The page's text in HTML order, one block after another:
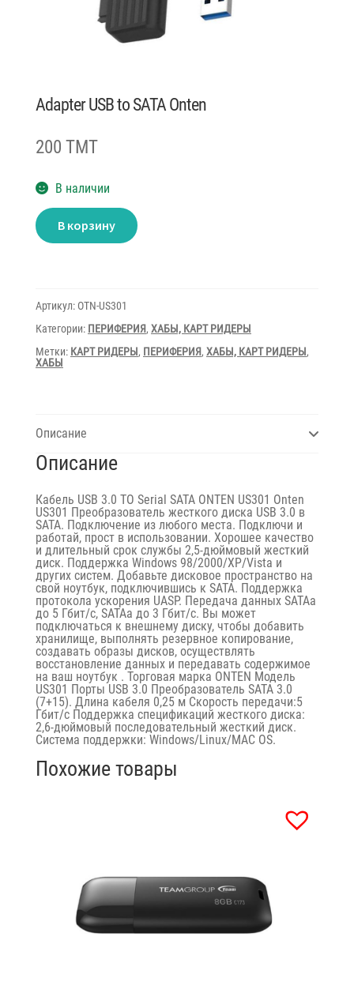
Adapter USB to SATA Onten
200 TMT
В наличии
Количество
товара
Adapter
В корзину
Артикул: OTN-US301
Категории: ПЕРИФЕРИЯ, ХАБЫ, КАРТ РИДЕРЫ
Метки: КАРТ РИДЕРЫ, ПЕРИФЕРИЯ, ХАБЫ, КАРТ РИДЕРЫ,
ХАБЫ
Описание
Описание
Кабель USB 3.0 TO Serial SATA ONTEN US301 Onten
US301 Преобразователь жесткого диска USB 3.0 в
SATA. Подключение из любого места. Подключи и
работай, прост в использовании. Хорошее качество
и длительный срок службы 2,5-дюймовый жесткий
диск. Поддержка Windows 98/2000/XP/Vista и
других систем. Добавьте дисковое пространство на
свой ноутбук, подключившись к SATA. Поддержка
протокола ускорения UASP. Передача данных SATAa
до 5 Гбит/с, SATAa до 3 Гбит/с. Вы может
подключаться к внешнему диску, чтобы добавить
хранилище, выполнять резервное копирование,
создавать образы дисков, осуществлять
восстановление данных и передавать содержимое
на ваш ноутбук . Торговая марка ONTEN Модель
US301 Порты USB 3.0 Преобразователь SATA 3.0
(7+15). Длина кабеля 0,25 м Скорость передачи:5
Гбит/с Поддержка спецификаций жесткого диска:
2,6-дюймовый последовательный жесткий диск.
Система поддержки: Windows/Linux/MAC OS.
Похожие товары